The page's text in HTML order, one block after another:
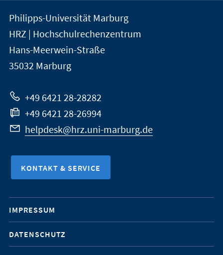
Kontakt
und
Informationen
zur
Website
der
Universität
Marburg
Philipps-Universität Marburg
HRZ | Hochschulrechenzentrum
Hans-Meerwein-Straße
35032 Marburg
+49 6421 28-28282
+49 6421 28-26994
helpdesk@hrz.uni-marburg.de
KONTAKT & SERVICE
Mobile-
Service-
Navigation
IMPRESSUM
DATENSCHUTZ